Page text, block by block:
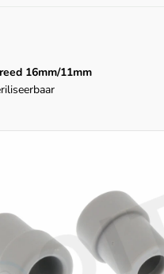
16mm/11mm